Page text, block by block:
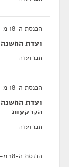
הכנסת ה-18 מ-27/10/2009 עד 13/02/2012
ועדת המשנה
חבר ועדה
הכנסת ה-18 מ-26/10/2009 עד 05/02/2013
ועדת המשנה
הקרקעות
חבר ועדה
הכנסת ה-18 מ-12/10/2009 עד 05/02/2013